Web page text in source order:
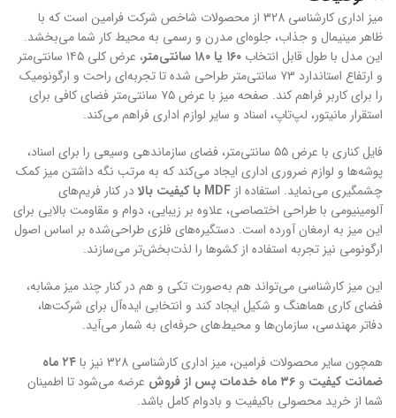
میز اداری کارشناسی 328 از محصولات شاخص شرکت فرامین است که با
ظاهر مینیمال و جذاب، جلوه‌ای مدرن و رسمی به محیط کار شما می‌بخشد.
این مدل با طول قابل انتخاب ۱۶۰ یا ۱۸۰ سانتی‌متر
، عرض کلی ۱۴۵ سانتی‌متر
و ارتفاع استاندارد ۷۳ سانتی‌متر طراحی شده تا تجربه‌ای راحت و ارگونومیک
را برای کاربر فراهم کند. صفحه میز با عرض ۷۵ سانتی‌متر فضای کافی برای
استقرار مانیتور، لپ‌تاپ، اسناد و سایر لوازم اداری فراهم می‌کند.
فایل کناری با عرض ۵۵ سانتی‌متر، فضای سازماندهی وسیعی را برای اسناد،
پوشه‌ها و لوازم ضروری اداری ایجاد می‌کند که به مرتب نگه داشتن میز کمک
چشمگیری می‌نماید. استفاده از MDF با کیفیت بالا
در کنار فریم‌های
آلومینیومی با طراحی اختصاصی، علاوه بر زیبایی، دوام و مقاومت بالایی برای
این میز به ارمغان آورده است. دستگیره‌های فلزی طراحی‌شده بر اساس اصول
ارگونومی نیز تجربه استفاده از کشوها را لذت‌بخش‌تر می‌سازند.
این میز کارشناسی می‌تواند هم به‌صورت تکی و هم در کنار چند میز مشابه،
فضای کاری هماهنگ و شکیل ایجاد کند و انتخابی ایده‌آل برای شرکت‌ها،
دفاتر مهندسی، سازمان‌ها و محیط‌های حرفه‌ای به شمار می‌آید.
همچون سایر محصولات فرامین، میز اداری کارشناسی 328 نیز با
۲۴ ماه
ضمانت کیفیت و ۳۶ ماه خدمات پس از فروش
عرضه می‌شود تا اطمینان
شما از خرید محصولی باکیفیت و بادوام کامل باشد.